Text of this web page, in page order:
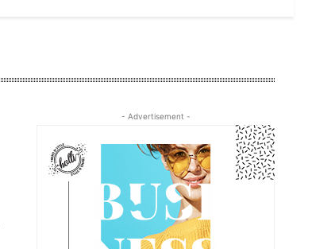
- Advertisement -